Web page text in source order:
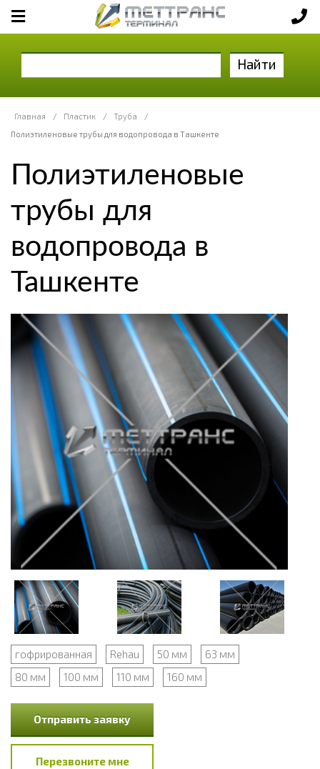
Найти
Главная / Пластик / Труба
/
Полиэтиленовые трубы для водопровода в Ташкенте
Полиэтиленовые
трубы для
водопровода в
Ташкенте
гофрированная Rehau 50 мм
63 мм
80 мм
100 мм 110 мм 160 мм
Отправить заявку
Перезвоните мне